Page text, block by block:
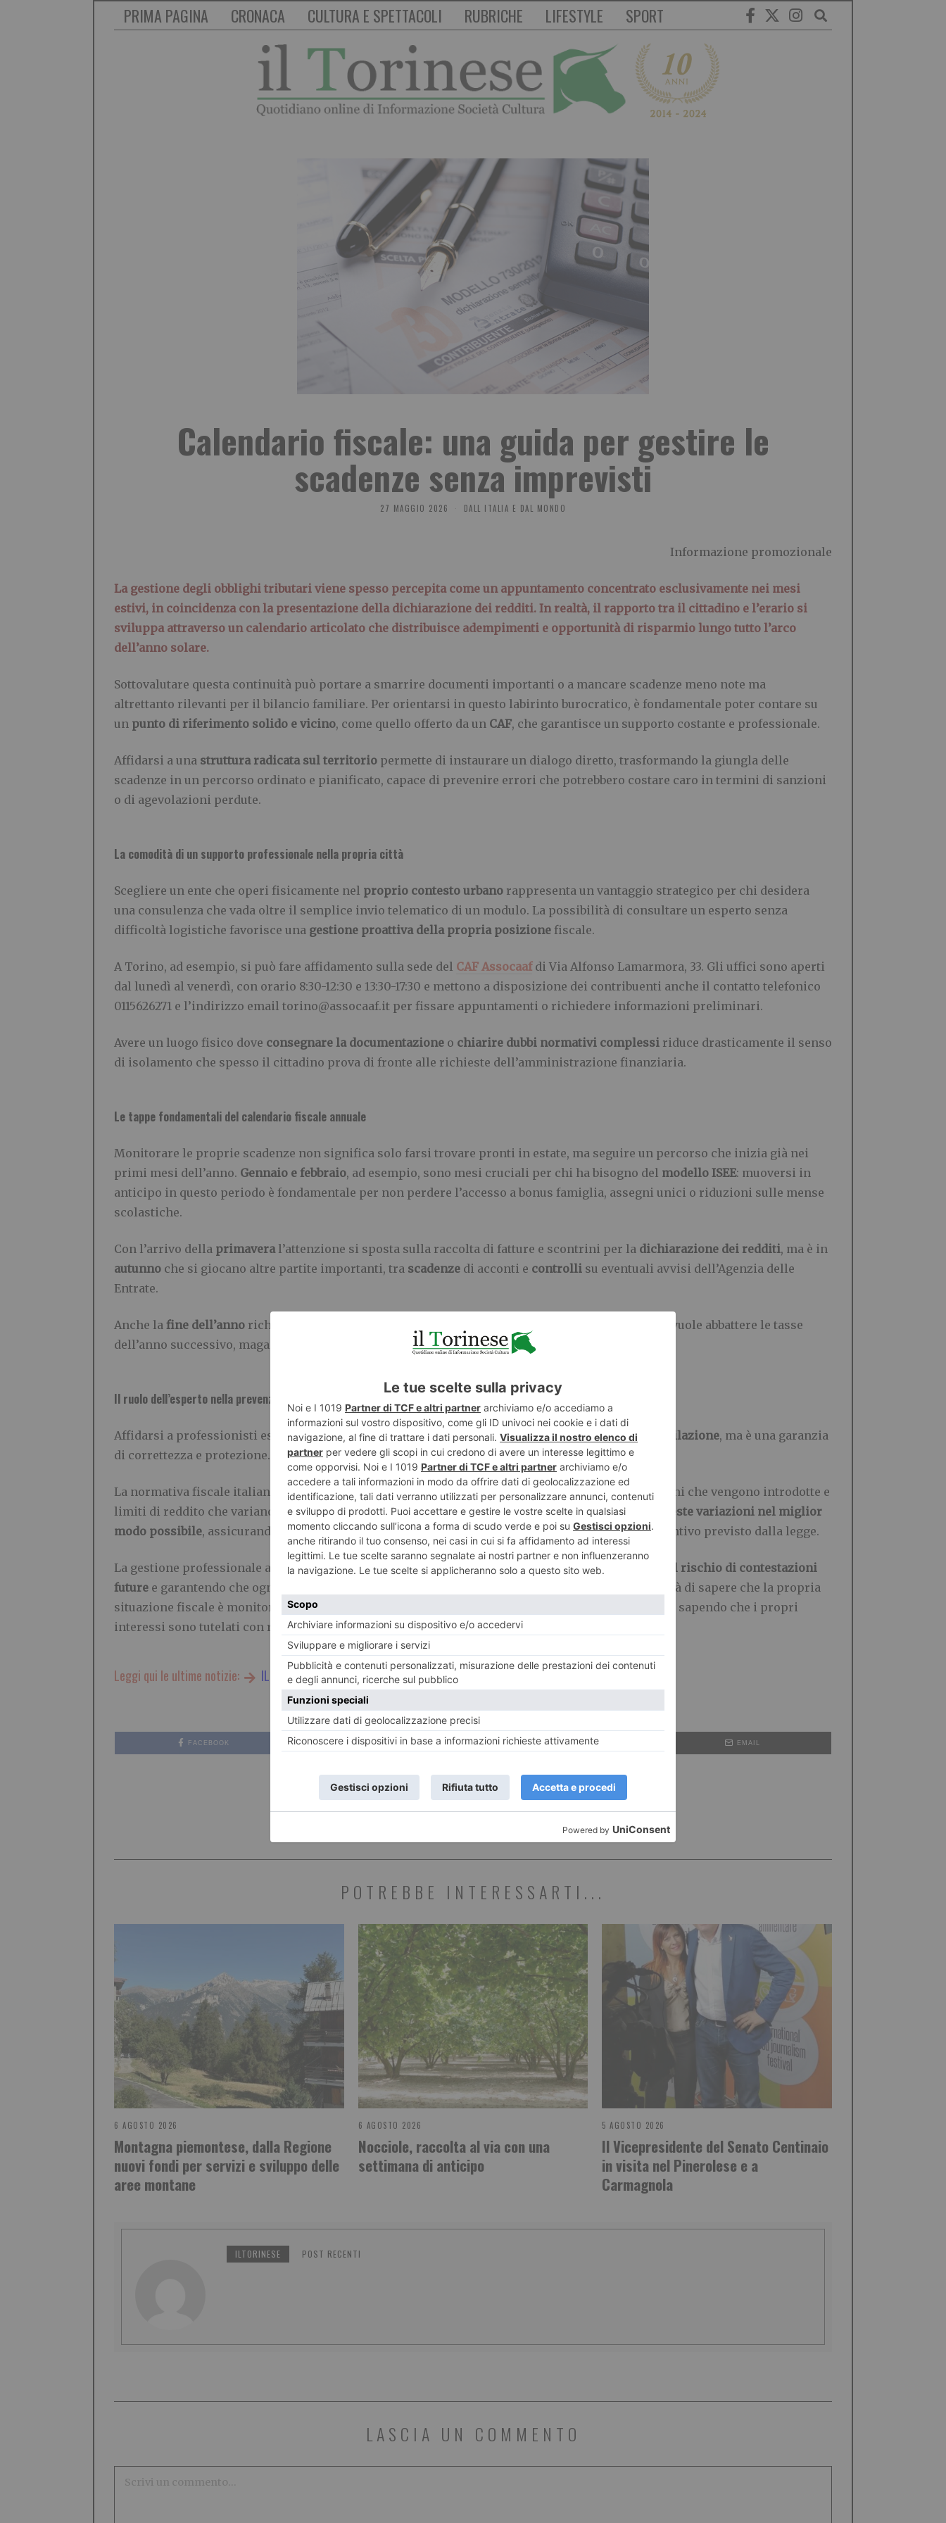
PRIMA PAGINA CRONACA CULTURA E SPETTACOLI RUBRICHE LIFESTYLE SPORT
Calendario fiscale: una guida per gestire le
scadenze senza imprevisti
27 MAGGIO 2026 DALL ITALIA E DAL MONDO
Informazione promozionale
La gestione degli obblighi tributari viene spesso percepita come un appuntamento concentrato esclusivamente nei mesi
estivi, in coincidenza con la presentazione della dichiarazione dei redditi. In realtà, il rapporto tra il cittadino e l’erario si
sviluppa attraverso un calendario articolato che distribuisce adempimenti e opportunità di risparmio lungo tutto l’arco
dell’anno solare.
Sottovalutare questa continuità può portare a smarrire documenti importanti o a mancare scadenze meno note ma
altrettanto rilevanti per il bilancio familiare. Per orientarsi in questo labirinto burocratico, è fondamentale poter contare su
un punto di riferimento solido e vicino, come quello offerto da un CAF, che garantisce un supporto costante e professionale.
Affidarsi a una struttura radicata sul territorio permette di instaurare un dialogo diretto, trasformando la giungla delle
scadenze in un percorso ordinato e pianificato, capace di prevenire errori che potrebbero costare caro in termini di sanzioni
o di agevolazioni perdute.
La comodità di un supporto professionale nella propria città
Scegliere un ente che operi fisicamente nel proprio contesto urbano rappresenta un vantaggio strategico per chi desidera
una consulenza che vada oltre il semplice invio telematico di un modulo. La possibilità di consultare un esperto senza
difficoltà logistiche favorisce una gestione proattiva della propria posizione fiscale.
A Torino, ad esempio, si può fare affidamento sulla sede del CAF Assocaafdi Via Alfonso Lamarmora, 33. Gli uffici sono aperti
dal lunedì al venerdì, con orario 8:30-12:30 e 13:30-17:30 e mettono a disposizione dei contribuenti anche il contatto telefonico
0115626271 e l’indirizzo email torino@assocaaf.it per fissare appuntamenti o richiedere informazioni preliminari.
Avere un luogo fisico dove consegnare la documentazione o chiarire dubbi normativi complessi riduce drasticamente il senso
di isolamento che spesso il cittadino prova di fronte alle richieste dell’amministrazione finanziaria.
Le tappe fondamentali del calendario fiscale annuale
Monitorare le proprie scadenze non significa solo farsi trovare pronti in estate, ma seguire un percorso che inizia già nei
primi mesi dell’anno. Gennaio e febbraio, ad esempio, sono mesi cruciali per chi ha bisogno del modello ISEE: muoversi in
anticipo in questo periodo è fondamentale per non perdere l’accesso a bonus famiglia, assegni unici o riduzioni sulle mense
scolastiche.
Con l’arrivo della primaveral’attenzione si sposta sulla raccolta di fatture e scontrini per la dichiarazione dei redditi, ma è in
autunno che si giocano altre partite importanti, tra scadenze di acconti e controlli su eventuali avvisi dell’Agenzia delle
Entrate.
Anche la fine dell’anno richiede un pizzico di lungimiranza: dicembre è l’ultima chiamata per chi vuole abbattere le tasse
dell’anno successivo, magari attraverso un
versamento alla previdenza complementare
Il ruolo dell’esperto nella prevenzione degli errori
Affidarsi a professionisti esperti del CAF non è soltanto un modo perdelegare la fatica della compilazione, ma è una garanzia
di correttezza e protezione.
La normativa fiscale italiana è soggetta amutamenti repentini: bonus che scadono, nuove detrazioni che vengono introdotte e
limiti di reddito che variano annualmente. Un consulente aggiornato è in grado di interpretare queste variazioni nel miglior
modo possibile, assicurandosi che il contribuente non paghi più del dovuto e che sfrutti ogni incentivo previsto dalla legge.
La gestione professionale aiuta a rispondere con precisione a ogni quesito,riducendo al minimo il rischio di contestazioni
future e garantendo che ogni pratica venga evasa nei tempi corretti. In ultima analisi, la tranquillità di sapere che la propria
situazione fiscale è monitorata da mani competenti permette di vivere ogni scadenza con serenità, sapendo che i propri
interessi sono tutelati con rigore e professionalità.
Leggi qui le ultime notizie: IL TORINESE
FACEBOOK TWITTER WHATSAPP EMAIL
POTREBBE INTERESSARTI...
6 AGOSTO 2026
Montagna piemontese, dalla Regione
nuovi fondi per servizi e sviluppo delle
aree montane
6 AGOSTO 2026
Nocciole, raccolta al via con una
settimana di anticipo
5 AGOSTO 2026
Il Vicepresidente del Senato Centinaio
in visita nel Pinerolese e a
Carmagnola
ILTORINESE POST RECENTI
LASCIA UN COMMENTO